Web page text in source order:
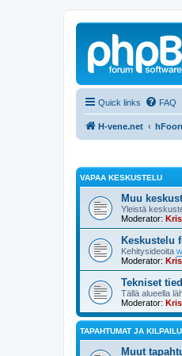
Quick links FAQ
H-vene.net
VAPAA KESKUSTELU
Muu
Yleistä
Moderator:
Keskustelu
Kehitysideoita
Moderator:
Tekniset
Tällä alueella
Moderator:
TAPAHTUMAT JA
Muut